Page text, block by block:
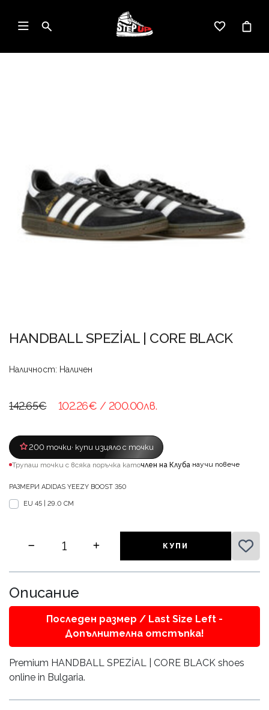
HANDBALL SPEZİAL | CORE BLACK
Наличност: Наличен
142.65€ 102.26€ / 200.00лв.
200 точки· купи изцяло с точки
Трупаш точки с всяка поръчка каточлен на Клуба·научи повече
РАЗМЕРИ ADIDAS YEEZY BOOST 350
EU 45 | 29.0 CM
КУПИ
Описание
Последен размер / Last Size Left -
Допълнителна отстъпка!
Premium HANDBALL SPEZİAL | CORE BLACK shoes
online in Bulgaria.